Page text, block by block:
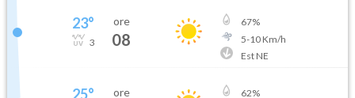
23°
3
ore
08
67%
5-10Km/h
Est NE
25° ore 62%